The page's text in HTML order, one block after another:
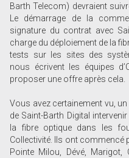
Barth Telecom) devraient
Le démarrage de la
signature du contrat avec
charge du déploiement de la
tests sur les sites des
nous écrivent les équipes
proposer une offre après cela.
Vous avez certainement vu,
de Saint-Barth Digital
la fibre optique dans les
Collectivité. Ils ont commencé
Pointe Milou, Dévé, Marigot,